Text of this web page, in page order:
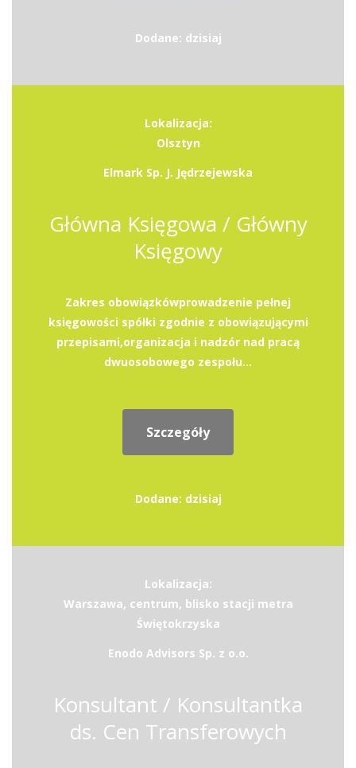
Dodane: dzisiaj
Lokalizacja:
Olsztyn
Elmark Sp. J. Jędrzejewska
Główna Księgowa / Główny
Księgowy
Zakres obowiązkówprowadzenie pełnej
księgowości spółki zgodnie z obowiązującymi
przepisami,organizacja i nadzór nad pracą
dwuosobowego zespołu...
Szczegóły
Dodane: dzisiaj
Lokalizacja:
Warszawa, centrum, blisko stacji metra
Świętokrzyska
Enodo Advisors Sp. z o.o.
Konsultant / Konsultantka
ds. Cen Transferowych